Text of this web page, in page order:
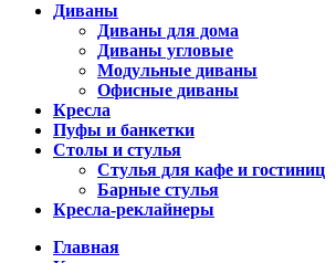
Диваны
Диваны для дома
Диваны угловые
Модульные диваны
Офисные диваны
Кресла
Пуфы и банкетки
Столы и стулья
Стулья для кафе и гостиниц
Барные стулья
Кресла-реклайнеры
Главная